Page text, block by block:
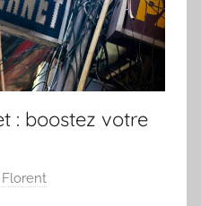
: boostez votre
Florent